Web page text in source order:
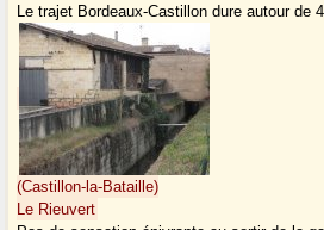
Le trajet Bordeaux-Castillon dure autour de
(Castillon-la-Bataille)
Le Rieuvert